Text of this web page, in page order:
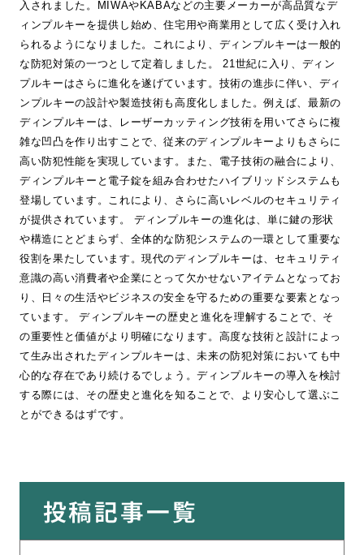
入されました。MIWAやKABAなどの主要メーカーが高品質なデ
ィンプルキーを提供し始め、住宅用や商業用として広く受け入れ
られるようになりました。これにより、ディンプルキーは一般的
な防犯対策の一つとして定着しました。 21世紀に入り、ディン
プルキーはさらに進化を遂げています。技術の進歩に伴い、ディ
ンプルキーの設計や製造技術も高度化しました。例えば、最新の
ディンプルキーは、レーザーカッティング技術を用いてさらに複
雑な凹凸を作り出すことで、従来のディンプルキーよりもさらに
高い防犯性能を実現しています。また、電子技術の融合により、
ディンプルキーと電子錠を組み合わせたハイブリッドシステムも
登場しています。これにより、さらに高いレベルのセキュリティ
が提供されています。 ディンプルキーの進化は、単に鍵の形状
や構造にとどまらず、全体的な防犯システムの一環として重要な
役割を果たしています。現代のディンプルキーは、セキュリティ
意識の高い消費者や企業にとって欠かせないアイテムとなってお
り、日々の生活やビジネスの安全を守るための重要な要素となっ
ています。 ディンプルキーの歴史と進化を理解することで、そ
の重要性と価値がより明確になります。高度な技術と設計によっ
て生み出されたディンプルキーは、未来の防犯対策においても中
心的な存在であり続けるでしょう。ディンプルキーの導入を検討
する際には、その歴史と進化を知ることで、より安心して選ぶこ
とができるはずです。
投稿記事一覧